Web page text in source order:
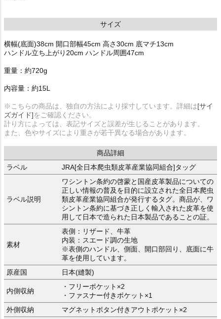
サイズ
横幅(底面)38cm 開口部幅45cm 高さ30cm 底マチ13cm
ハンドル立ち上がり20cm ハンドル周囲47cm
重量：約720g
内容量：約15L
※こちらの商品は、独自の方法により採寸しています。詳細は[サイ
ズガイド]をご確認ください。
計り方によっては、表記サイズと誤差が生じることがあります。
また、色やサイズにより重さが若干異なる場合があります。
商品詳細
ラベル
JRA[全日本爬虫類皮革産業協同組合]タッグ
ラベル説明
ワシントン条約の啓蒙と国産皮革製品についての
正しい情報の普及を目的に設立された全日本爬虫
類皮革産業協同組合が発行するタグ。商品が、ワ
シントン条約に基づき正しく輸入された皮革を使
用して日本で造られた日本製品であることの証。
素材
表側：リザード、牛革
内装：スエード調の生地
※表側のハンドル、側面、開口部回り、底面に牛
革を使用しています。
原産国
日本(縫製)
内側収納
・フリーポケット×2
・ファスナー付きポケット×1
外側収納
マグネットボタン付きアウトポケット×2